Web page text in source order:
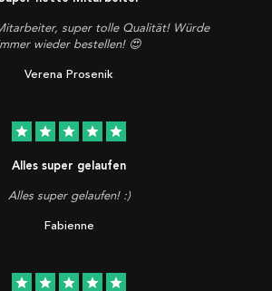
super tolle Qualität! Würde
wieder bestellen! 😍
Verena Prosenik
star star star star star
Alles super gelaufen
Alles super gelaufen! :)
Fabienne
star star star star star